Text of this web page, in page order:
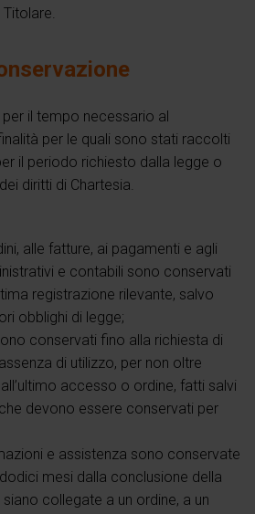
il tempo necessario al
per le quali sono stati raccolti
il periodo richiesto dalla legge o
diritti di Chartesia.
alle fatture, ai pagamenti e agli
e contabili sono conservati
registrazione rilevante, salvo
obblighi di legge;
conservati fino alla richiesta di
di utilizzo, per non oltre
accesso o ordine, fatti salvi
devono essere conservati per
e assistenza sono conservate
mesi dalla conclusione della
collegate a un ordine, a un